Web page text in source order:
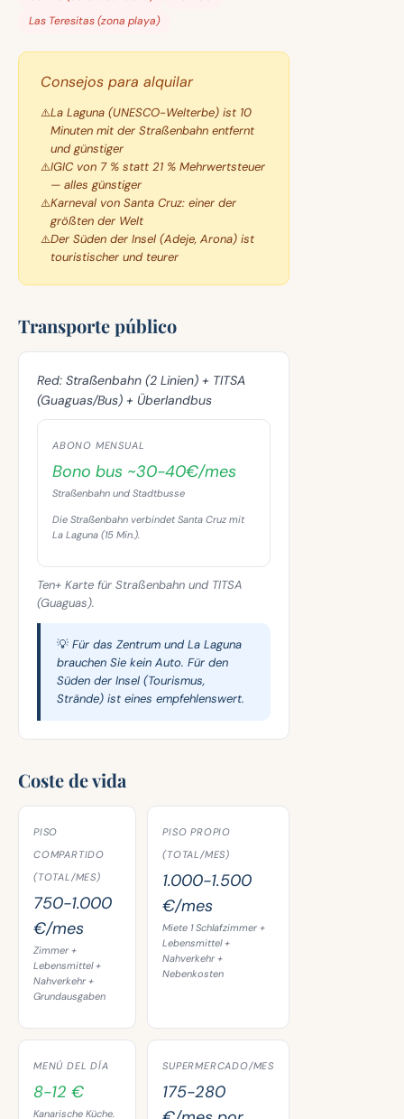
Las Teresitas (zona playa)
Consejos para alquilar
La Laguna (UNESCO-Welterbe) ist 10
Minuten mit der Straßenbahn entfernt
und günstiger
IGIC von 7 % statt 21 % Mehrwertsteuer
— alles günstiger
Karneval von Santa Cruz: einer der
größten der Welt
Der Süden der Insel (Adeje, Arona) ist
touristischer und teurer
Transporte público
Red: Straßenbahn (2 Linien) + TITSA
(Guaguas/Bus) + Überlandbus
ABONO MENSUAL
Bono bus ~30-40€/mes
Straßenbahn und Stadtbusse
Die Straßenbahn verbindet Santa Cruz mit
La Laguna (15 Min.).
Ten+ Karte für Straßenbahn und TITSA
(Guaguas).
💡 Für das Zentrum und La Laguna
brauchen Sie kein Auto. Für den
Süden der Insel (Tourismus,
Strände) ist eines empfehlenswert.
Coste de vida
PISO
COMPARTIDO
(TOTAL/MES)
750-1.000
€/mes
Zimmer +
Lebensmittel +
Nahverkehr +
Grundausgaben
PISO PROPIO
(TOTAL/MES)
1.000-1.500
€/mes
Miete 1 Schlafzimmer +
Lebensmittel +
Nahverkehr +
Nebenkosten
MENÚ DEL DÍA
8-12 €
Kanarische Küche.
SUPERMERCADO/MES
175-280